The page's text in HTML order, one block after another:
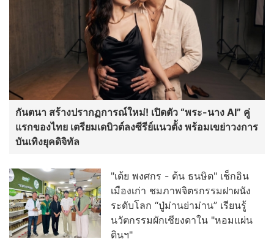
กันตนา สร้างปรากฏการณ์ใหม่! เปิดตัว “พระ-นาง AI” คู่
แรกของไทย เตรียมเดบิวต์ลงซีรีย์แนวตั้ง พร้อมเขย่าวงการ
บันเทิงยุคดิจิทัล
"เต้ย พงศกร - ต้น ธนษิต" เช็กอิน
เมืองเก่า ชมภาพจิตรกรรมฝาผนัง
ระดับโลก “ปู่ม่านย่าม่าน” เรียนรู้
นวัตกรรมผักเชียงดาใน "หอมแผ่น
ดินฯ"